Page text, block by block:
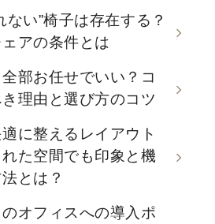
ない”椅子は存在する？
アの条件とは
部お任せでいい？コ
理由と選び方のコツ
に整えるレイアウト
た空間でも印象と機
とは？
オフィスへの導入ポ